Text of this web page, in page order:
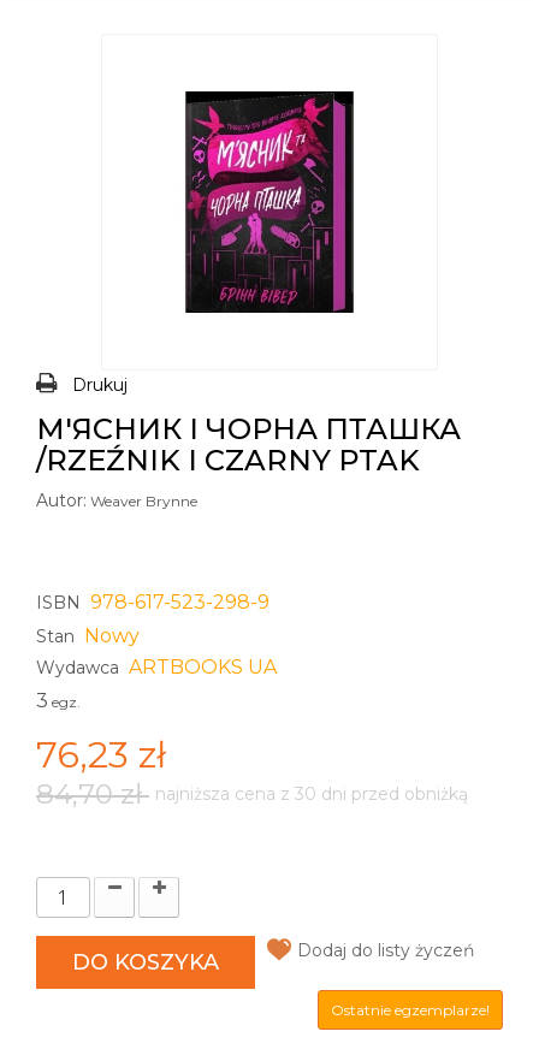
Drukuj
М'ЯСНИК І ЧОРНА ПТАШКА
/RZEŹNIK I CZARNY PTAK
Autor: Weaver Brynne
ISBN 978-617-523-298-9
Stan Nowy
Wydawca ARTBOOKS UA
3 egz.
76,23 zł
84,70 zł najniższa cena z 30 dni przed obniżką
DO KOSZYKA Dodaj do listy życzeń
Ostatnie egzemplarze!